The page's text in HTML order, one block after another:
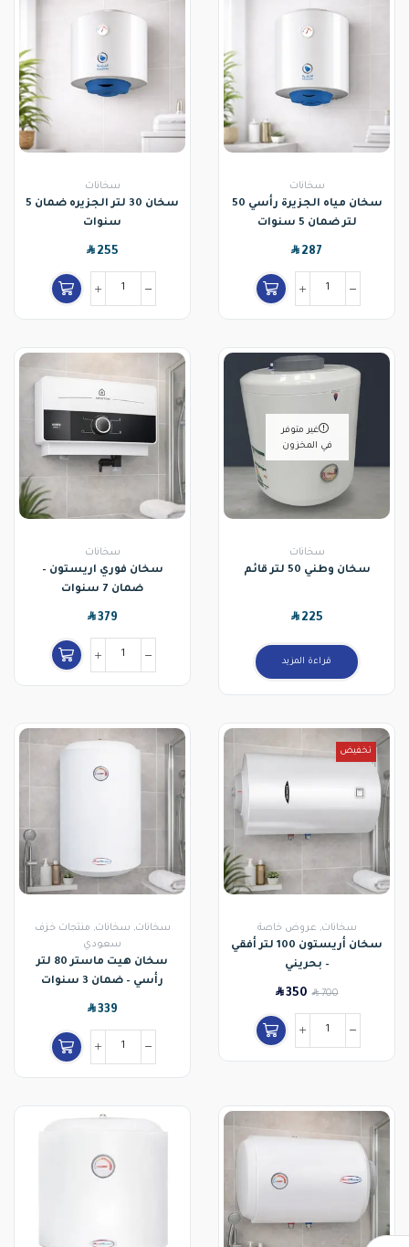
سخانات
سخان مياه الجزيرة رأسي 50
لتر ضمان 5 سنوات
SAR287
سخانات
سخان 30 لتر الجزيره ضمان 5
سنوات
SAR255
غير متوفر
في المخزون
سخانات
سخان وطني 50 لتر قائم
SAR225
قراءة المزيد
سخانات
سخان فوري اريستون –
ضمان 7 سنوات
SAR379
تخفيض
سخانات, عروض خاصة
سخان أريستون 100 لتر أفقي
– بحريني
SAR700
SAR350
سخانات, سخانات, منتجات خزف
سعودي
سخان هيت ماستر 80 لتر
رأسي – ضمان 3 سنوات
SAR339